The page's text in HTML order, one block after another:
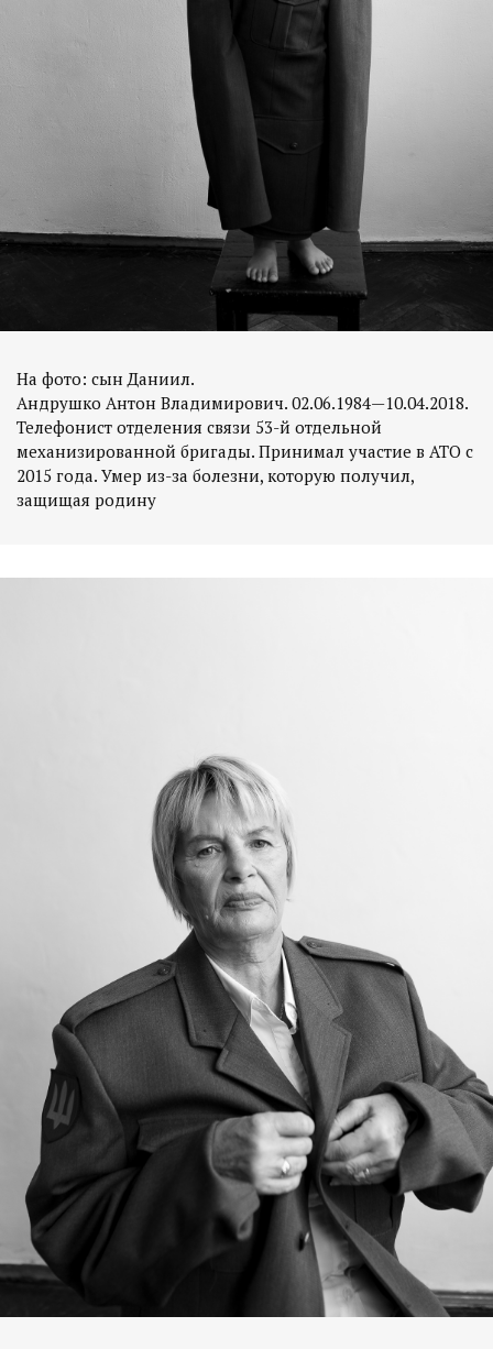
На фото: сын Даниил.
Андрушко Антон Владимирович. 02.06.1984—10.04.2018.
Телефонист отделения связи 53-й отдельной
механизированной бригады. Принимал участие в АТО с
2015 года. Умер из-за болезни, которую получил,